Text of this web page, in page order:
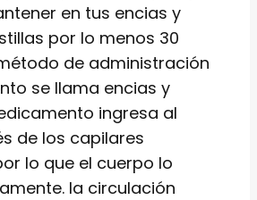
en tus encias y
por lo menos 30
de administración
se llama encias y
ingresa al
de los capilares
lo que el cuerpo lo
la circulación